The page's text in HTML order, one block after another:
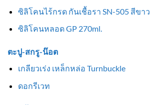
ซิลิโคนไร้กรด กันเชื้อรา SN-505 สีขา
ซิลิโคนหลอด GP 270ml.
ตะปู-สกรู-น๊อต
เกลียวเร่ง เหล็กหล่อ Turnbuckle
ดอกรีเวท